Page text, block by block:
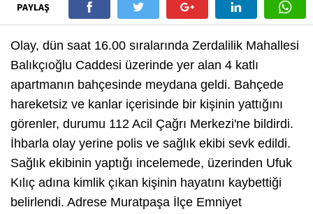
PAYLAŞ
Olay, dün saat 16.00 sıralarında Zerdalilik Mahallesi
Balıkçıoğlu Caddesi üzerinde yer alan 4 katlı
apartmanın bahçesinde meydana geldi. Bahçede
hareketsiz ve kanlar içerisinde bir kişinin yattığını
görenler, durumu 112 Acil Çağrı Merkezi'ne bildirdi.
İhbarla olay yerine polis ve sağlık ekibi sevk edildi.
Sağlık ekibinin yaptığı incelemede, üzerinden Ufuk
Kılıç adına kimlik çıkan kişinin hayatını kaybettiği
belirlendi. Adrese Muratpaşa İlçe Emniyet